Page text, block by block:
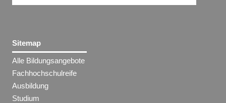
Sitemap
Alle Bildungsangebote
Fachhochschulreife
Ausbildung
Studium